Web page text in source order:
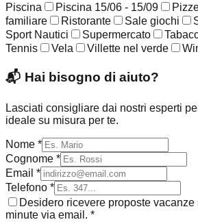
Piscina
Piscina 15/06 - 15/09
familiare
Ristorante Sale giochi
Sport Nautici
Supermercato
Tennis
Vela Villette nel verde
📬 Hai bisogno di aiuto?
Lasciati consigliare dai nostri esperti
ideale su misura per te.
Nome *
Cognome *
Email *
Telefono *
Desidero ricevere proposte vacanze
minute via email. *